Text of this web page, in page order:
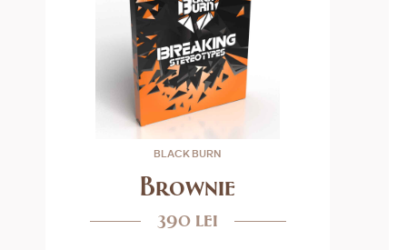
BLACK BURN
Brownie
390 lei